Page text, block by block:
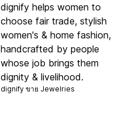
dignify helps women to
choose fair trade, stylish
women's & home fashion,
handcrafted by people
whose job brings them
dignity & livelihood.
dignify ขาย Jewelries